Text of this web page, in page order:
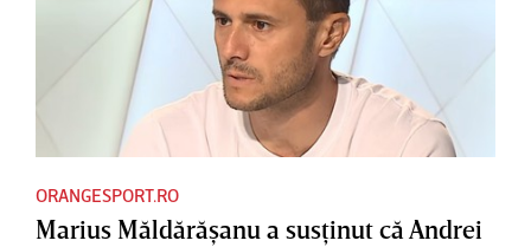
ORANGESPORT.RO
Marius Măldărăşanu a susţinut că Andrei